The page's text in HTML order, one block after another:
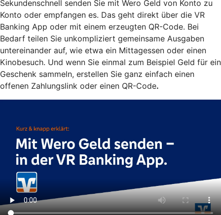
Sekundenschnell senden Sie mit Wero Geld von Konto zu
Konto oder empfangen es. Das geht direkt über die VR
Banking App oder mit einem erzeugten QR-Code. Bei
Bedarf teilen Sie unkompliziert gemeinsame Ausgaben
untereinander auf, wie etwa ein Mittagessen oder einen
Kinobesuch. Und wenn Sie einmal zum Beispiel Geld für ein
Geschenk sammeln, erstellen Sie ganz einfach einen
offenen Zahlungslink oder einen QR-Code.